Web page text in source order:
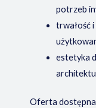
potrzeb
trwałość
estetyka
Oferta dostępna